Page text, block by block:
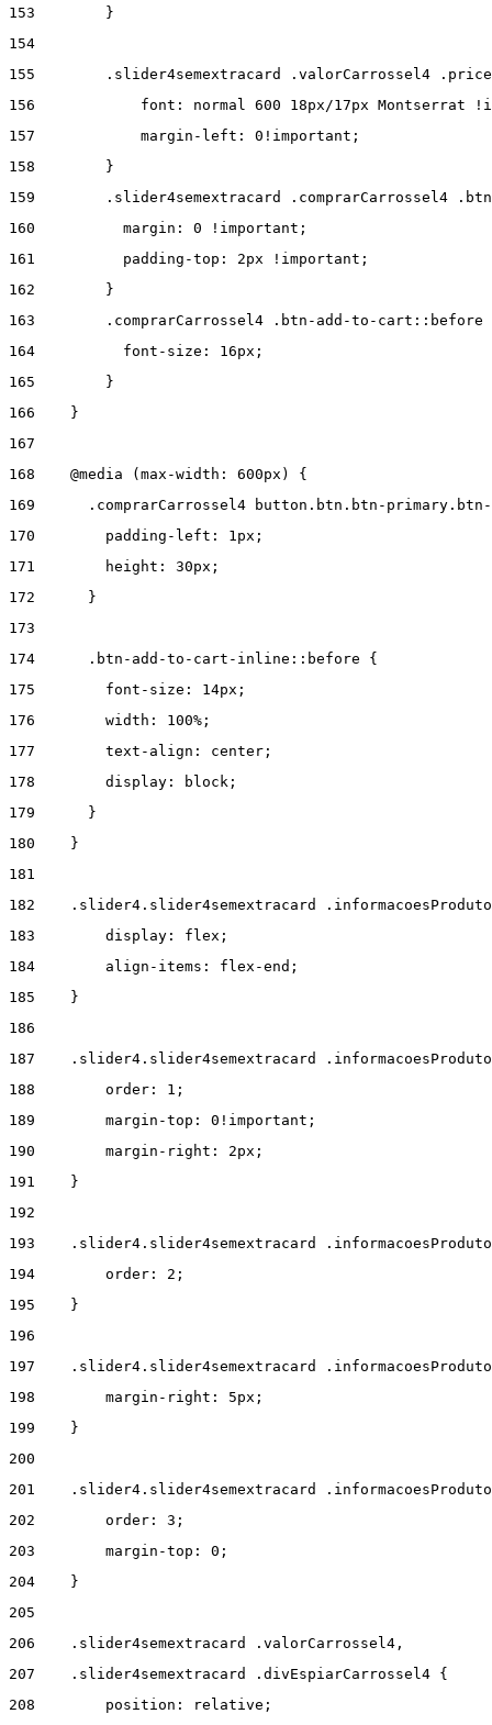
153
        }
154
155
.slider4semextracard .valorCarrossel4
156
font: normal 600 18px/17px Montserrat
157
            margin-left: 0!important;
158
        }
159
.slider4semextracard .comprarCarrossel4
160
          margin: 0 !important;
161
          padding-top: 2px !important;
162
        }
163
.comprarCarrossel4 .btn-add-to-
164
          font-size: 16px;
165
        }
166
    }
167
168
    @media (max-width: 600px) {
169
.comprarCarrossel4 button.btn.btn-
170
        padding-left: 1px;
171
        height: 30px;
172
      }
173
174
      .btn-add-to-cart-inline::before {
175
        font-size: 14px;
176
        width: 100%;
177
        text-align: center;
178
        display: block;
179
      }
180
    }
181
182
.slider4.slider4semextracard
183
        display: flex;
184
        align-items: flex-end;
185
    }
186
187
.slider4.slider4semextracard
188
        order: 1;
189
        margin-top: 0!important;
190
        margin-right: 2px;
191
    }
192
193
.slider4.slider4semextracard
194
        order: 2;
195
    }
196
197
.slider4.slider4semextracard
198
        margin-right: 5px;
199
    }
200
201
.slider4.slider4semextracard
202
        order: 3;
203
        margin-top: 0;
204
    }
205
206
    .slider4semextracard .valorCarrossel4,
207
    .slider4semextracard .divEspiarCarrossel4 {
208
        position: relative;